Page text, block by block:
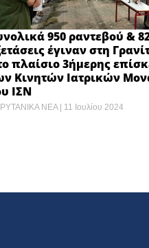
950 ραντεβού &
έγιναν στη
πλαίσιο 3ήμερης
Κινητών Ιατρικών
ΙΣΝ
ΝΕΑ 11 Ιουλίου 2024